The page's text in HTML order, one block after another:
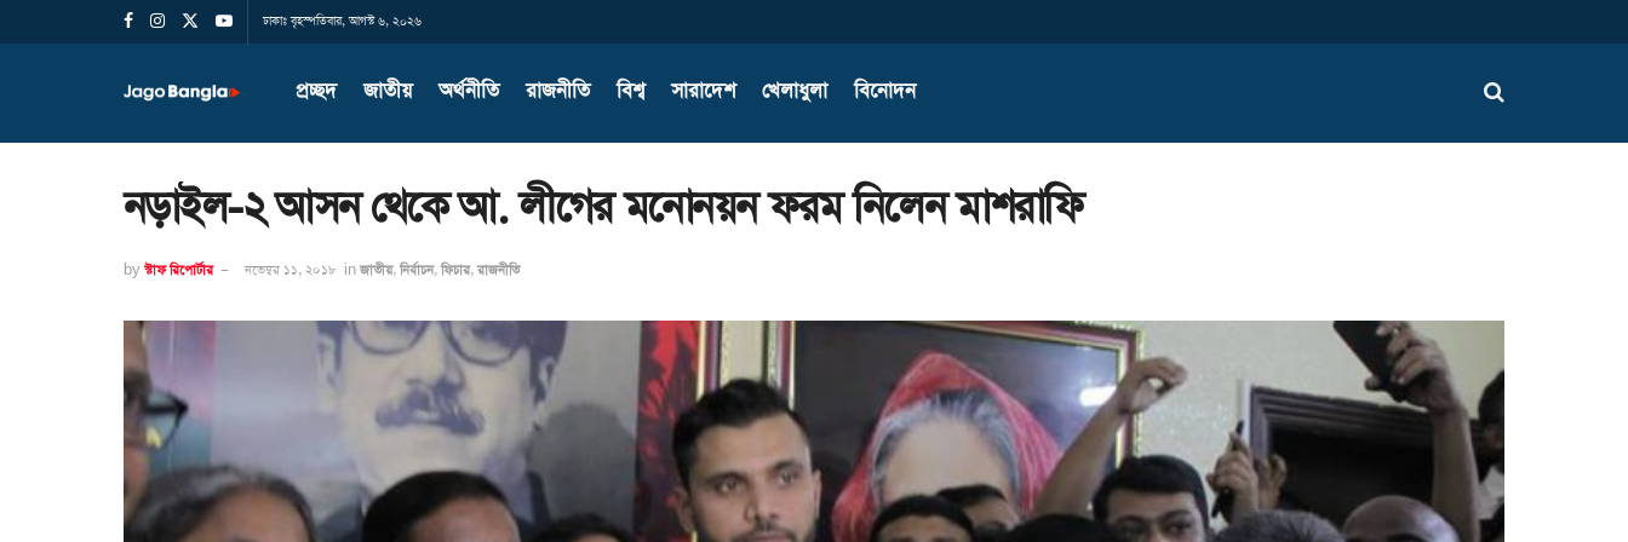
ঢাকাঃ বৃহস্পতিবার, আগস্ট ৬, ২০২৬
প্রচ্ছদ জাতীয় অর্থনীতি রাজনীতি বিশ্ব সারাদেশ খেলাধুলা বিনোদন
নড়াইল-২ আসন থেকে আ. লীগের মনোনয়ন ফরম নিলেন মাশরাফি
by স্টাফ রিপোর্টার নভেম্বর ১১, ২০১৮ in জাতীয়,নির্বাচন,ফিচার, রাজনীতি